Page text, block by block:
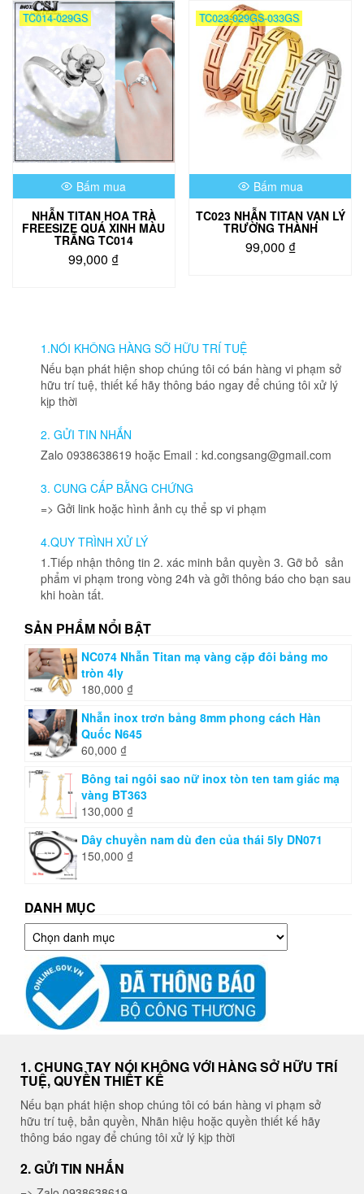
có
nhiều
thể.
Các
tùy
chọn
có
thể
được
chọn
trên
sản
phẩm
có
nhiều
biến
thể.
Các
tùy
chọn
có
thể
được
chọn
trên
sản
phẩm
TC014-029GS
Bấm mua
NHẪN TITAN HOA TRÀ
FREESIZE QUÁ XINH MÀU
TRẮNG TC014
99,000 ₫
TC023-029GS-033GS
Bấm mua
TC023 NHẪN TITAN VẠN LÝ
TRƯỜNG THÀNH
99,000 ₫
thể.
Các
thể
được
1.NÓI KHÔNG HÀNG SỠ HỮU TRÍ TUỆ
Nếu bạn phát hiện shop chúng tôi có bán hàng vi phạm sở
hữu trí tuệ, thiết kế hãy thông báo ngay để chúng tôi xử lý
kịp thời
2. GỬI TIN NHẮN
Zalo 0938638619 hoặc Email : kd.congsang@gmail.com
3. CUNG CẤP BẰNG CHỨNG
=> Gởi link hoặc hình ảnh cụ thể sp vi phạm
4.QUY TRÌNH XỬ LÝ
1.Tiếp nhận thông tin 2. xác minh bản quyền 3. Gỡ bỏ sản
phẩm vi phạm trong vòng 24h và gởi thông báo cho bạn sau
khi hoàn tất.
SẢN PHẨM NỔI BẬT
NC074 Nhẫn Titan mạ vàng cặp đôi bảng mo
tròn 4ly
180,000 ₫
Nhẫn inox trơn bảng 8mm phong cách Hàn
Quốc N645
60,000 ₫
Bông tai ngôi sao nữ inox tòn ten tam giác mạ
vàng BT363
130,000 ₫
Dây chuyền nam dù đen của thái 5ly DN071
150,000 ₫
DANH MỤC
Danh
mục
1. CHUNG TAY NÓI KHÔNG VỚI HÀNG SỞ HỮU TRÍ
TUỆ, QUYỀN THIẾT KẾ
Nếu bạn phát hiện shop chúng tôi có bán hàng vi phạm sở
hữu trí tuệ, bản quyền, Nhãn hiệu hoặc quyền thiết kế hãy
thông báo ngay để chúng tôi xử lý kịp thời
2. GỬI TIN NHẮN